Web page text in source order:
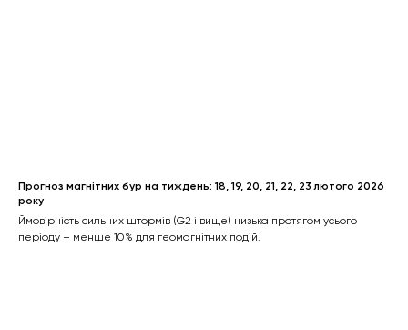
Прогноз магнітних бур на тиждень: 18, 19, 20, 21, 22, 23 лютого 2026
року
Ймовірність сильних штормів (G2 і вище) низька протягом усього
періоду – менше 10% для геомагнітних подій.